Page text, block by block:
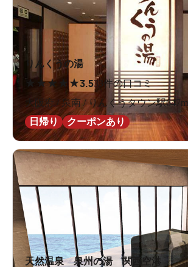
りんくうの湯
★ ★★ ★ ★3.533件の口コミ
大阪府 / 泉南 / りんくうタウン駅647m
日帰り
クーポンあり
天然温泉 泉州の湯 関西空港